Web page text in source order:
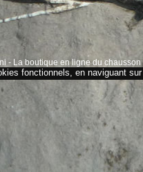
- La boutique en ligne du
fonctionnels, en naviguant